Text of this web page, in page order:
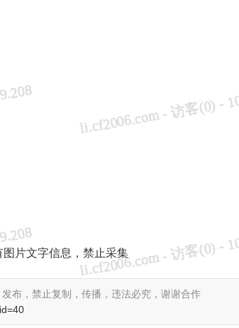
片文字信息，禁止采集
发布，禁止复制，传播，违法必究，谢谢合作